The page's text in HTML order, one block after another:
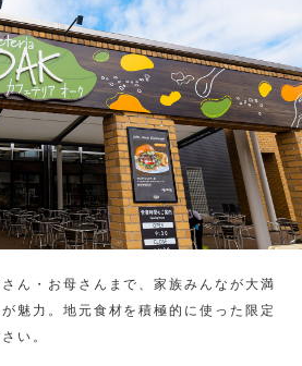
ん・お母さんまで、家族みんなが大満
魅力。地元食材を積極的に使った限定
い。